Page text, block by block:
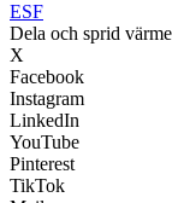
ESF
Dela och sprid värme
X
Facebook
Instagram
LinkedIn
YouTube
Pinterest
TikTok